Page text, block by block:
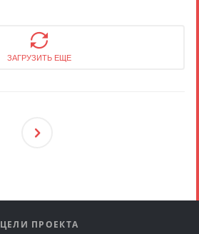
ЗАГРУЗИТЬ ЕЩЕ
Ующ
ЦЕЛИ ПРОЕКТА